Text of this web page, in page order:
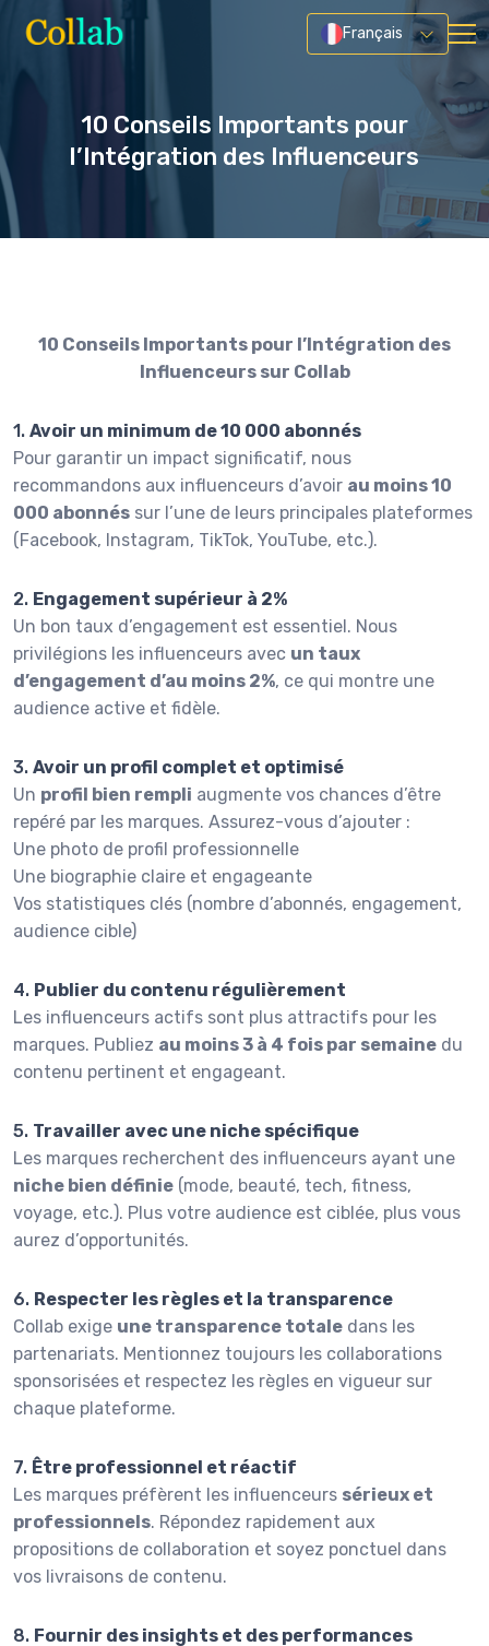
Français
10 Conseils Importants pour
l’Intégration des Influenceurs
10 Conseils Importants pour l’Intégration des
Influenceurs sur Collab
1. Avoir un minimum de 10 000 abonnés
Pour garantir un impact significatif, nous
recommandons aux influenceurs d’avoir au moins 10
000 abonnés sur l’une de leurs principales plateformes
(Facebook, Instagram, TikTok, YouTube, etc.).
2. Engagement supérieur à 2%
Un bon taux d’engagement est essentiel. Nous
privilégions les influenceurs avec un taux
d’engagement d’au moins 2%, ce qui montre une
audience active et fidèle.
3. Avoir un profil complet et optimisé
Un profil bien rempli augmente vos chances d’être
repéré par les marques. Assurez-vous d’ajouter :
Une photo de profil professionnelle
Une biographie claire et engageante
Vos statistiques clés (nombre d’abonnés, engagement,
audience cible)
4. Publier du contenu régulièrement
Les influenceurs actifs sont plus attractifs pour les
marques. Publiez au moins 3 à 4 fois par semaine du
contenu pertinent et engageant.
5. Travailler avec une niche spécifique
Les marques recherchent des influenceurs ayant une
niche bien définie (mode, beauté, tech, fitness,
voyage, etc.). Plus votre audience est ciblée, plus vous
aurez d’opportunités.
6. Respecter les règles et la transparence
Collab exige une transparence totale dans les
partenariats. Mentionnez toujours les collaborations
sponsorisées et respectez les règles en vigueur sur
chaque plateforme.
7. Être professionnel et réactif
Les marques préfèrent les influenceurs sérieux et
professionnels. Répondez rapidement aux
propositions de collaboration et soyez ponctuel dans
vos livraisons de contenu.
8. Fournir des insights et des performances